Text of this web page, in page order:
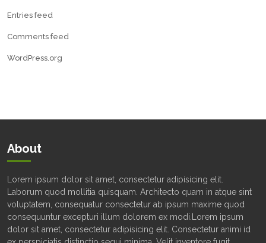
Entries feed
Comments feed
WordPress.org
About
Lorem ipsum dolor sit amet, consectetur adipisicing elit.
Laborum quod mollitia quisquam. Architecto quam in atque sint
voluptatem, consequatur consectetur ab ipsum maxime quod
consequuntur excepturi illum dolorem ex modi.Lorem ipsum
dolor sit amet, consectetur adipisicing elit. Consectetur animi id